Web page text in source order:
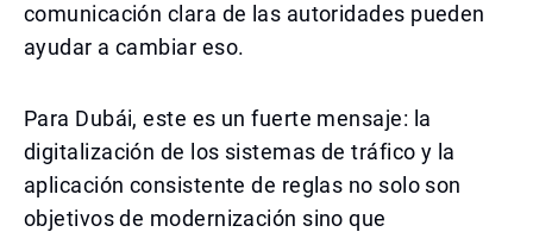
comunicación clara de las autoridades pueden
ayudar a cambiar eso.
Para Dubái, este es un fuerte mensaje: la
digitalización de los sistemas de tráfico y la
aplicación consistente de reglas no solo son
objetivos de modernización sino que